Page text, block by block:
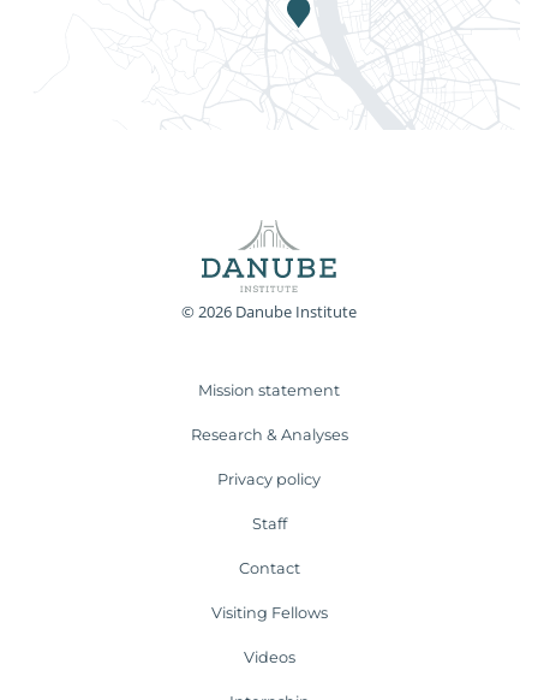
© 2026 Danube Institute
Mission statement
Research & Analyses
Privacy policy
Staff
Contact
Visiting Fellows
Videos